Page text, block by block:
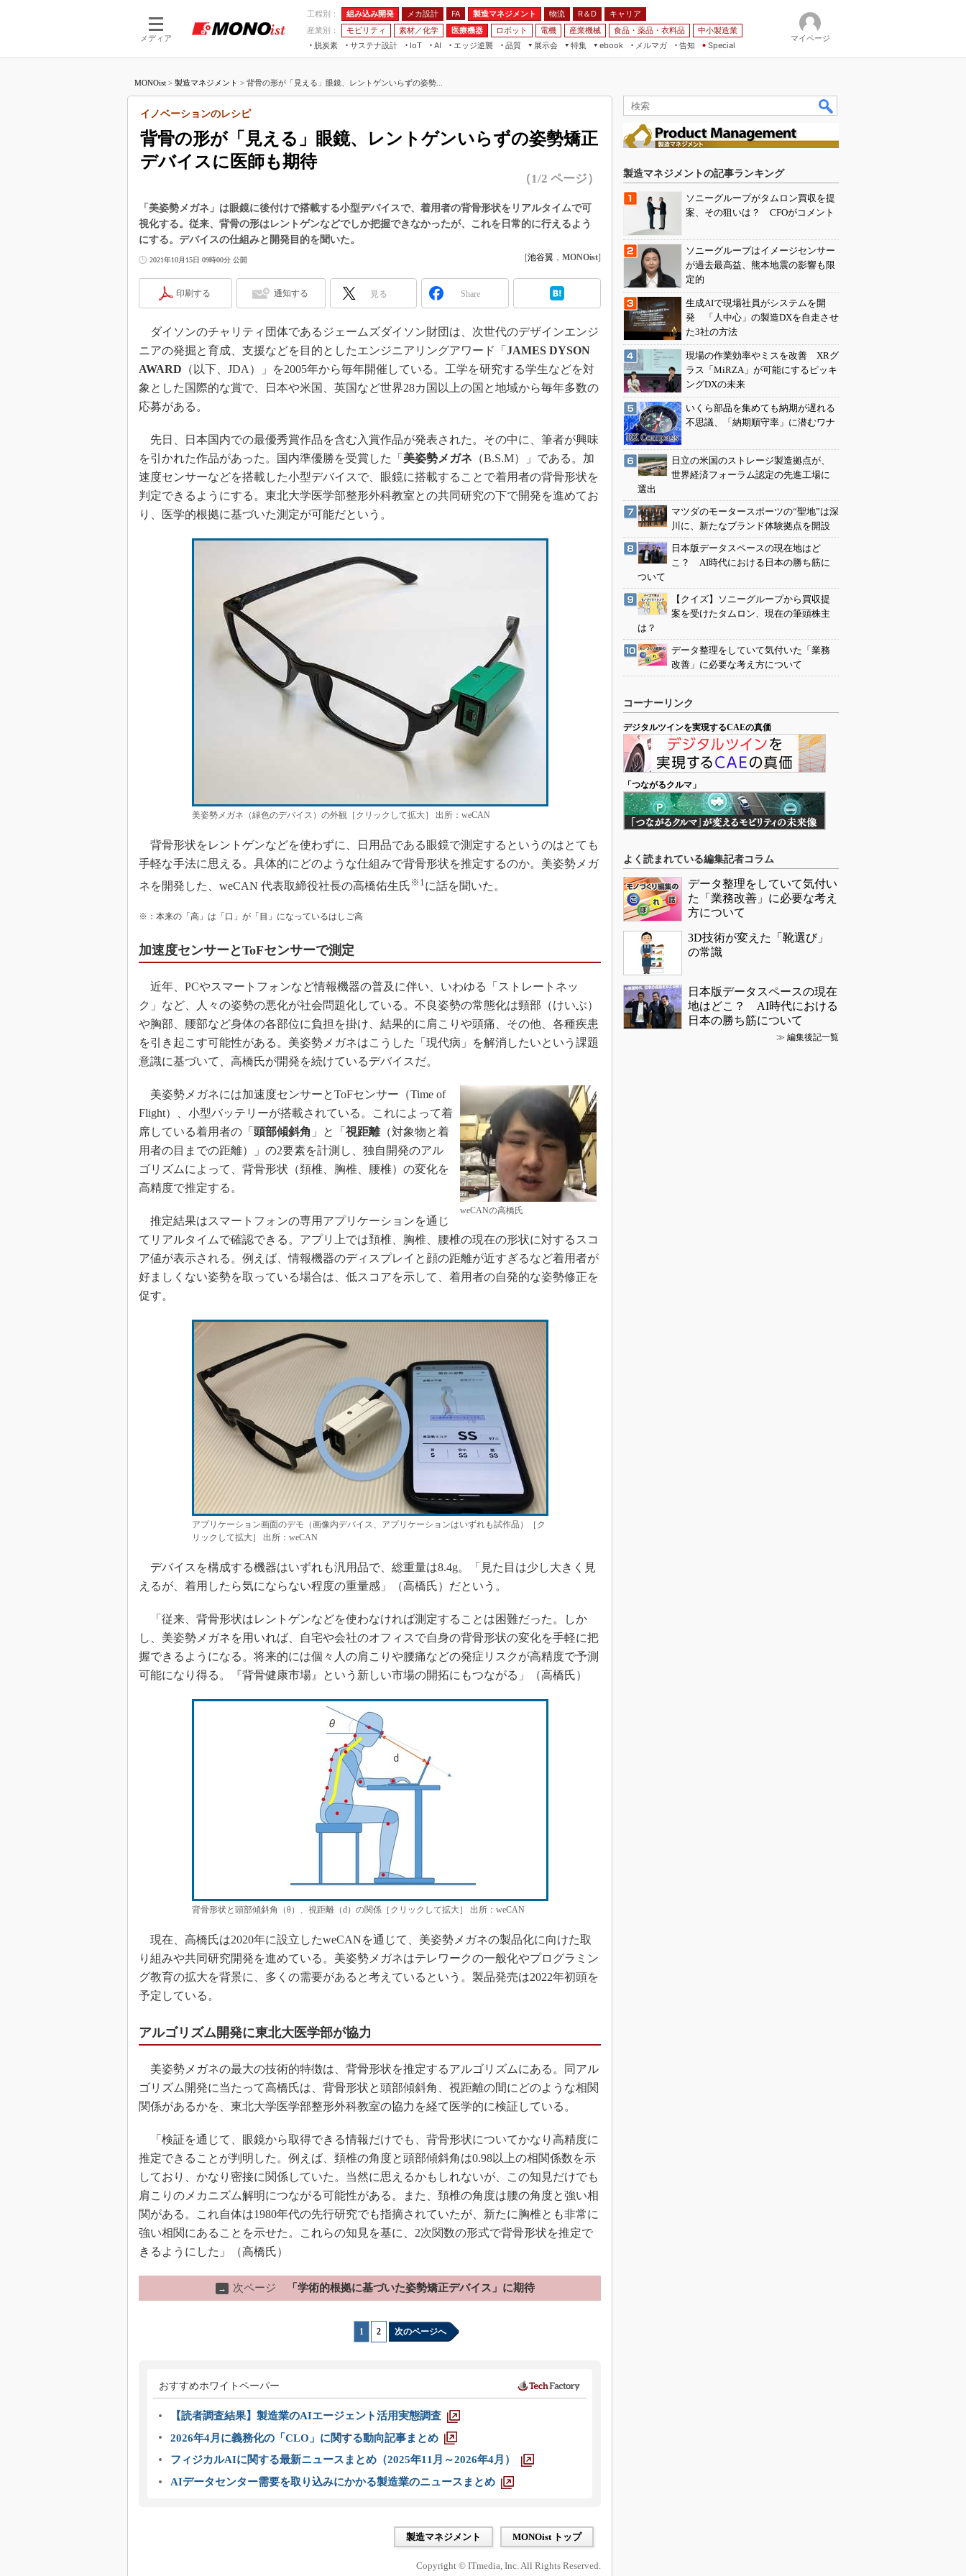
メディア
工程別： 組み込み開発 メカ設計 FA 製造マネジメント 物流 R＆D
キャリア
産業別：
モビリティ 素材／化学 医療機器 ロボット 電機 産業機械 食品・薬品・衣料品
中小製造業
脱炭素
サステナ設計
IoT
つながる工場
AI
AI×設備保全
エッジ逆襲 品質
展示会
JIMTOF
IIFES
TECHNO-FRONTIER
人テク展
日本ものづくりワールド
産業オープンネット展
特集
つながるクルマ
VR／AR
フィールドサービス
3Dプリンタ
デジタルツインとCAE
S＆OP
インダストリー4.0
製造業ビッグデータ
メイドインジャパン
植物工場
知財マネジメント
ebook
モビリティ
メルマガ
告知 Special
マイページ
MONOist > 製造マネジメント > 背骨の形が「見える」眼鏡、レントゲンいらずの姿勢...
背骨の形が「見える」眼鏡、レントゲンいらずの姿勢矯正
デバイスに医師も期待
イノベーションのレシピ
（1/2 ページ）
「美姿勢メガネ」は眼鏡に後付けで搭載する小型デバイスで、着用者の背骨形状をリアルタイムで可
視化する。従来、背骨の形はレントゲンなどでしか把握できなかったが、これを日常的に行えるよう
にする。デバイスの仕組みと開発目的を聞いた。
2021年10月15日 09時00分 公開 [池谷翼 ， MONOist]
印刷する 通知する 見る Share
ダイソンのチャリティ団体であるジェームズダイソン財団は、次世代のデザインエンジ
ニアの発掘と育成、支援などを目的としたエンジニアリングアワード「 JAMES DYSON
AWARD （以下、JDA）」を2005年から毎年開催している。工学を研究する学生などを対
象とした国際的な賞で、日本や米国、英国など世界28カ国以上の国と地域から毎年多数の
応募がある。
先日、日本国内での最優秀賞作品を含む入賞作品が発表された。その中に、筆者が興味
を引かれた作品があった。国内準優勝を受賞した「 美姿勢メガネ （B.S.M）」である。加
速度センサーなどを搭載した小型デバイスで、眼鏡に搭載することで着用者の背骨形状を
判定できるようにする。東北大学医学部整形外科教室との共同研究の下で開発を進めてお
り、医学的根拠に基づいた測定が可能だという。
美姿勢メガネ（緑色のデバイス）の外観［クリックして拡大］ 出所：weCAN
背骨形状をレントゲンなどを使わずに、日用品である眼鏡で測定するというのはとても
手軽な手法に思える。具体的にどのような仕組みで背骨形状を推定するのか。美姿勢メガ
ネを開発した、weCAN 代表取締役社長の高橋佑生氏 ※1に話を聞いた。
※：本来の「高」は「口」が「目」になっているはしご高
加速度センサーとToFセンサーで測定
近年、PCやスマートフォンなど情報機器の普及に伴い、いわゆる「ストレートネッ
ク」など、人々の姿勢の悪化が社会問題化している。不良姿勢の常態化は頸部（けいぶ）
や胸部、腰部など身体の各部位に負担を掛け、結果的に肩こりや頭痛、その他、各種疾患
を引き起こす可能性がある。美姿勢メガネはこうした「現代病」を解消したいという課題
意識に基づいて、高橋氏が開発を続けているデバイスだ。
weCANの高橋氏
美姿勢メガネには加速度センサーとToFセンサー（Time of
Flight）、小型バッテリーが搭載されている。これによって着
席している着用者の「 頭部傾斜角 」と「 視距離（対象物と着
用者の目までの距離）」の2要素を計測し、独自開発のアル
ゴリズムによって、背骨形状（頚椎、胸椎、腰椎）の変化を
高精度で推定する。
推定結果はスマートフォンの専用アプリケーションを通じ
てリアルタイムで確認できる。アプリ上では頚椎、胸椎、腰椎の現在の形状に対するスコ
ア値が表示される。例えば、情報機器のディスプレイと顔の距離が近すぎるなど着用者が
好ましくない姿勢を取っている場合は、低スコアを示して、着用者の自発的な姿勢修正を
促す。
アプリケーション画面のデモ（画像内デバイス、アプリケーションはいずれも試作品）［ク
リックして拡大］ 出所：weCAN
デバイスを構成する機器はいずれも汎用品で、総重量は8.4g。「見た目は少し大きく見
えるが、着用したら気にならない程度の重量感」（高橋氏）だという。
「従来、背骨形状はレントゲンなどを使わなければ測定することは困難だった。しか
し、美姿勢メガネを用いれば、自宅や会社のオフィスで自身の背骨形状の変化を手軽に把
握できるようになる。将来的には個々人の肩こりや腰痛などの発症リスクが高精度で予測
可能になり得る。『背骨健康市場』という新しい市場の開拓にもつながる」（高橋氏）
背骨形状と頭部傾斜角（θ）、視距離（d）の関係［クリックして拡大］ 出所：weCAN
現在、高橋氏は2020年に設立したweCANを通じて、美姿勢メガネの製品化に向けた取
り組みや共同研究開発を進めている。美姿勢メガネはテレワークの一般化やプログラミン
グ教育の拡大を背景に、多くの需要があると考えているという。製品発売は2022年初頭を
予定している。
アルゴリズム開発に東北大医学部が協力
美姿勢メガネの最大の技術的特徴は、背骨形状を推定するアルゴリズムにある。同アル
ゴリズム開発に当たって高橋氏は、背骨形状と頭部傾斜角、視距離の間にどのような相関
関係があるかを、東北大学医学部整形外科教室の協力を経て医学的に検証している。
「検証を通じて、眼鏡から取得できる情報だけでも、背骨形状についてかなり高精度に
推定できることが判明した。例えば、頚椎の角度と頭部傾斜角は0.98以上の相関係数を示
しており、かなり密接に関係していた。当然に思えるかもしれないが、この知見だけでも
肩こりのメカニズム解明につながる可能性がある。また、頚椎の角度は腰の角度と強い相
関がある。これ自体は1980年代の先行研究でも指摘されていたが、新たに胸椎とも非常に
強い相関にあることを示せた。これらの知見を基に、2次関数の形式で背骨形状を推定で
きるようにした」（高橋氏）
→ 次ページ 「学術的根拠に基づいた姿勢矯正デバイス」に期待
1 2 次のページへ
おすすめホワイトペーパー
【読者調査結果】製造業のAIエージェント活用実態調査
2026年4月に義務化の「CLO」に関する動向記事まとめ
フィジカルAIに関する最新ニュースまとめ（2025年11月～2026年4月）
AIデータセンター需要を取り込みにかかる製造業のニュースまとめ
製造マネジメント MONOist トップ
Copyright © ITmedia, Inc. All Rights Reserved.
製造マネジメントの記事ランキング
ソニーグループがタムロン買収を提
案、その狙いは？ CFOがコメント
ソニーグループはイメージセンサー
が過去最高益、熊本地震の影響も限
定的
生成AIで現場社員がシステムを開
発 「人中心」の製造DXを自走させ
た3社の方法
現場の作業効率やミスを改善 XRグ
ラス「MiRZA」が可能にするピッキ
ングDXの未来
いくら部品を集めても納期が遅れる
不思議、「納期順守率」に潜むワナ
日立の米国のストレージ製造拠点が、
世界経済フォーラム認定の先進工場に
選出
マツダのモータースポーツの“聖地”は深
川に、新たなブランド体験拠点を開設
日本版データスペースの現在地はど
こ？ AI時代における日本の勝ち筋に
ついて
【クイズ】ソニーグループから買収提
案を受けたタムロン、現在の筆頭株主
は？
データ整理をしていて気付いた「業務
改善」に必要な考え方について
コーナーリンク
デジタルツインを実現するCAEの真価
「つながるクルマ」
よく読まれている編集記者コラム
データ整理をしていて気付い
た「業務改善」に必要な考え
方について
3D技術が変えた「靴選び」
の常識
日本版データスペースの現在
地はどこ？ AI時代における
日本の勝ち筋について
≫ 編集後記一覧